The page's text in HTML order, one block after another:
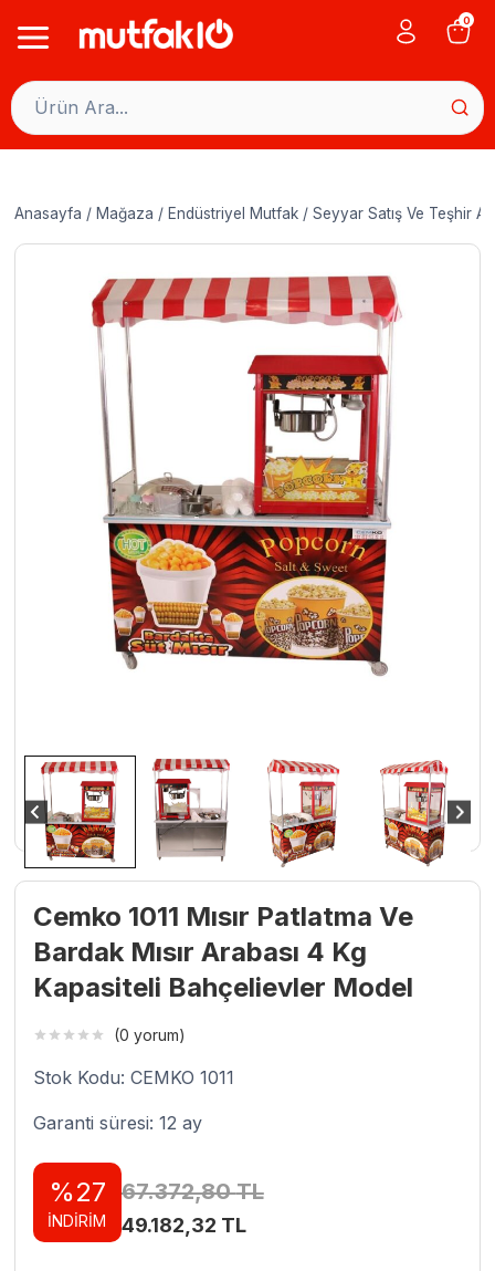
0
Anasayfa / Mağaza / Endüstriyel Mutfak / Seyyar Satış Ve Teşhir
Cemko 1011 Mısır Patlatma Ve
Bardak Mısır Arabası 4 Kg
Kapasiteli Bahçelievler Model
(0 yorum)
Stok Kodu: CEMKO 1011
Garanti süresi: 12 ay
%27
İNDİRİM
67.372,80TL
Orijinal
49.182,32 TLŞu